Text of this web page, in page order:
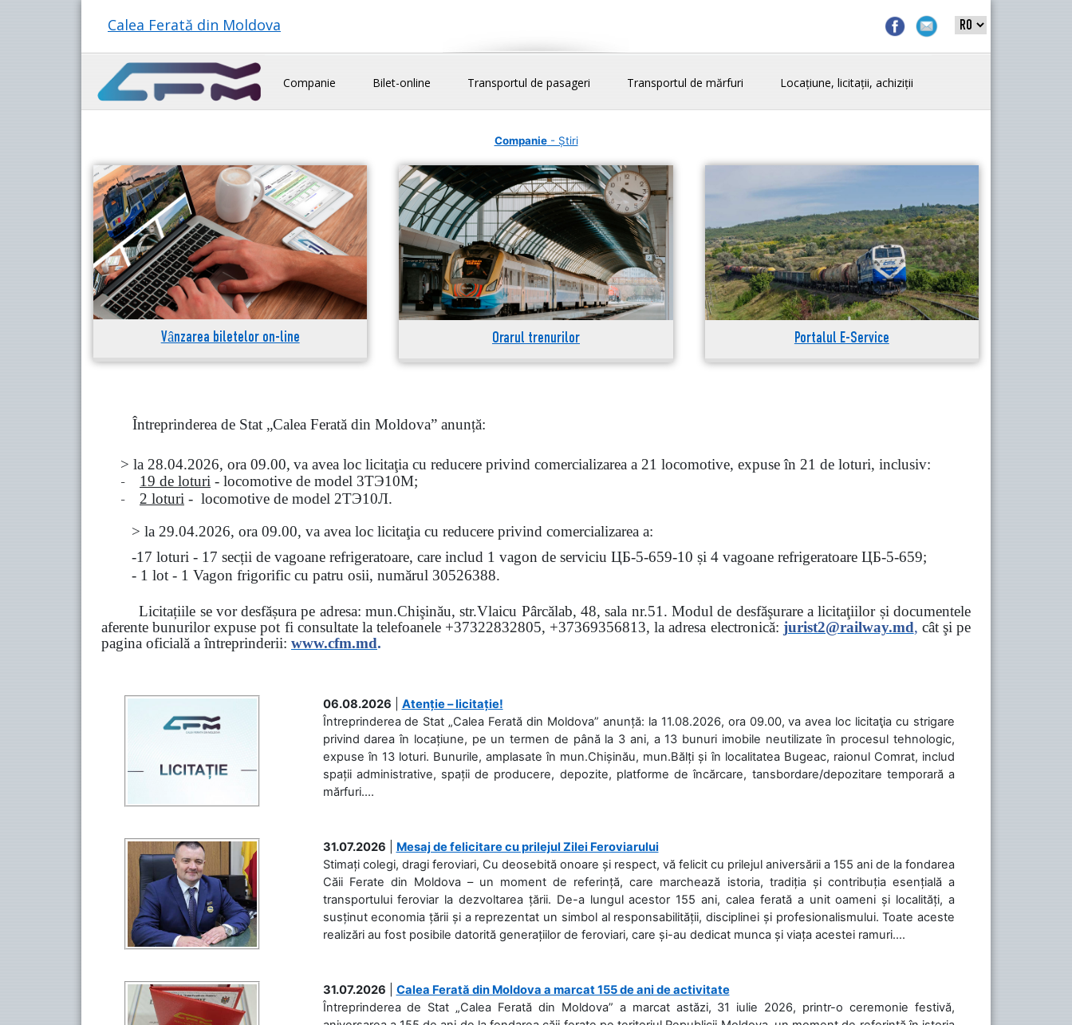
Calea Ferată din Moldova
Companie Bilet-online Transportul de pasageri Transportul de mărfuri Locațiune, licitații, achiziții
Companie- Știri
Vânzarea biletelor on-line Orarul trenurilor Portalul E-Service
Întreprinderea de Stat „Calea Ferată din Moldova” anunță:
> la 28.04.2026, ora 09.00, va avea loc licitaţia cu reducere privind comercializarea a 21 locomotive, expuse în 21 de loturi, inclusiv:
- 19 de loturi - locomotive de model 3ТЭ10М;
- 2 loturi - locomotive de model 2ТЭ10Л.
> la 29.04.2026, ora 09.00, va avea loc licitaţia cu reducere privind comercializarea a:
-17 loturi - 17 secții de vagoane refrigeratoare, care includ 1 vagon de serviciu ЦБ-5-659-10 și 4 vagoane refrigeratoare ЦБ-5-659;
- 1 lot - 1 Vagon frigorific cu patru osii, numărul 30526388.
Licitațiile se vor desfășura pe adresa: mun.Chişinău, str.Vlaicu Pârcălab, 48, sala nr.51.Modul de desfăşurare a licitaţiilor și documentele
aferente bunurilor expuse pot fi consultate la telefoanele +37322832805, +37369356813, la adresa electronică: jurist2@railway.md, cât şi pe
pagina oficială a întreprinderii: www.cfm.md.
06.08.2026
Atenție – licitație!
Întreprinderea de Stat „Calea Ferată din Moldova” anunță: la 11.08.2026, ora 09.00, va avea loc licitaţia cu strigare
privind darea în locațiune, pe un termen de până la 3 ani, a 13 bunuri imobile neutilizate în procesul tehnologic,
expuse în 13 loturi. Bunurile, amplasate în mun.Chișinău, mun.Bălți și în localitatea Bugeac, raionul Comrat, includ
spații administrative, spații de producere, depozite, platforme de încărcare, tansbordare/depozitare temporară a
mărfuri....
31.07.2026
Mesaj de felicitare cu prilejul Zilei Feroviarului
Stimați colegi, dragi feroviari, Cu deosebită onoare și respect, vă felicit cu prilejul aniversării a 155 ani de la fondarea
Căii Ferate din Moldova – un moment de referință, care marchează istoria, tradiția și contribuția esențială a
transportului feroviar la dezvoltarea țării. De-a lungul acestor 155 ani, calea ferată a unit oameni și localități, a
susținut economia țării și a reprezentat un simbol al responsabilității, disciplinei și profesionalismului. Toate aceste
realizări au fost posibile datorită generațiilor de feroviari, care și-au dedicat munca și viața acestei ramuri....
31.07.2026
Calea Ferată din Moldova a marcat 155 de ani de activitate
Întreprinderea de Stat „Calea Ferată din Moldova” a marcat astăzi, 31 iulie 2026, printr-o ceremonie festivă,